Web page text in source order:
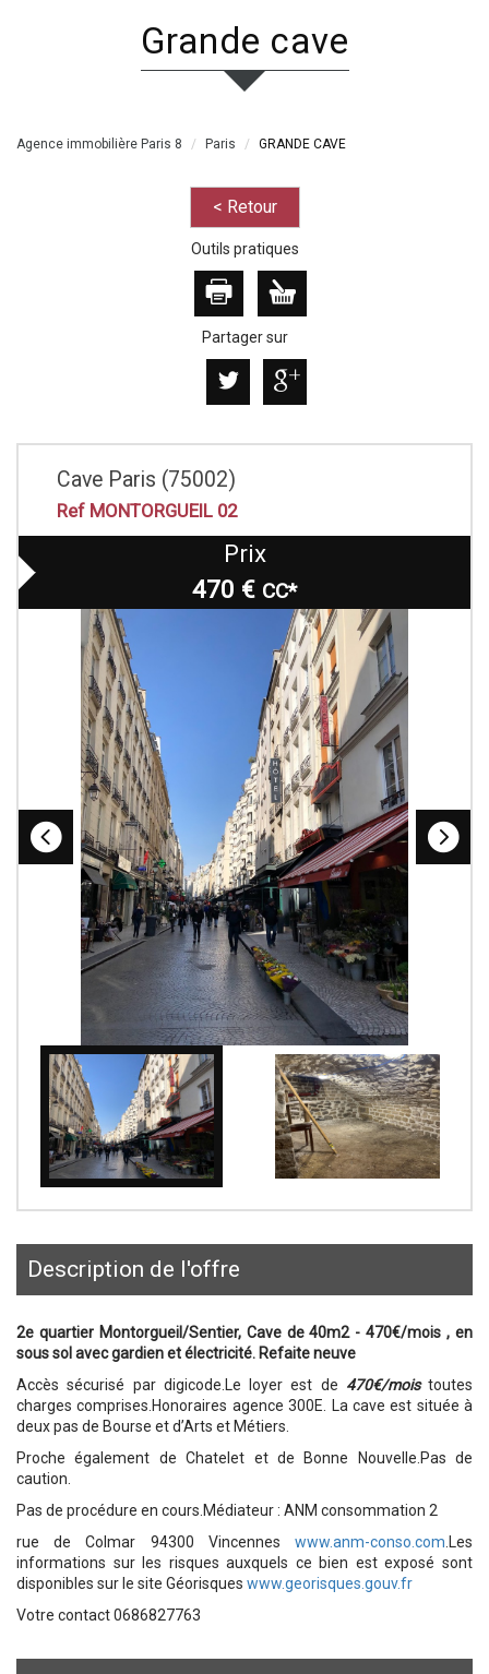
grande cave
Agence immobilière Paris 8 Paris GRANDE CAVE
< Retour
Outils pratiques
Partager sur
Cave Paris (75002)
Ref MONTORGUEIL 02
Prix
470 € CC*
description de l'offre
2e quartier Montorgueil/Sentier, Cave de 40m2 - 470€/mois , en
sous sol avec gardien et électricité. Refaite neuve
Accès sécurisé par digicode.Le loyer est de 470€/moistoutes
charges comprises.Honoraires agence 300E. La cave est située à
deux pas de Bourse et d’Arts et Métiers.
Proche également de Chatelet et de Bonne Nouvelle.Pas de
caution.
Pas de procédure en cours.Médiateur : ANM consommation 2
rue de Colmar 94300 Vincennes www.anm-conso.com .Les
informations sur les risques auxquels ce bien est exposé sont
disponibles sur le site Géorisques www.georisques.gouv.fr
Votre contact 0686827763